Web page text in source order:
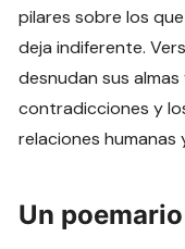
pilares sobre los
deja indiferente.
desnudan sus
contradicciones y
relaciones humanas
Un